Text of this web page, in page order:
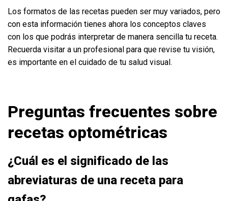
Los formatos de las recetas pueden ser muy variados, pero
con esta información tienes ahora los conceptos claves
con los que podrás interpretar de manera sencilla tu receta.
Recuerda visitar a un profesional para que revise tu visión,
es importante en el cuidado de tu salud visual.
Preguntas frecuentes sobre
recetas optométricas
¿Cuál es el significado de las
abreviaturas de una receta para